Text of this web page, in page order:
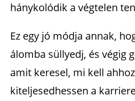
hánykolódik a végtelen
Ez egy jó módja annak,
álomba süllyedj, és végig
amit keresel, mi kell
kiteljesedhessen a